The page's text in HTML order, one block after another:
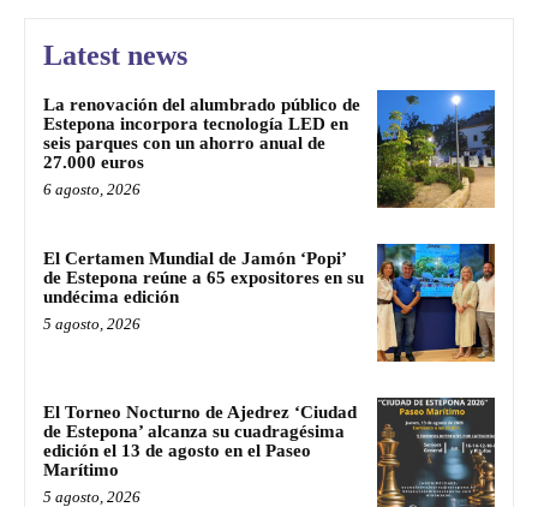
Latest news
La renovación del alumbrado público de
Estepona incorpora tecnología LED en
seis parques con un ahorro anual de
27.000 euros
6 agosto, 2026
El Certamen Mundial de Jamón ‘Popi’
de Estepona reúne a 65 expositores en su
undécima edición
5 agosto, 2026
El Torneo Nocturno de Ajedrez ‘Ciudad
de Estepona’ alcanza su cuadragésima
edición el 13 de agosto en el Paseo
Marítimo
5 agosto, 2026